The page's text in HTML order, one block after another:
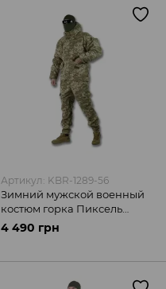
Артикул: KBR-1289-56
Зимний мужской военный
костюм горка Пиксель
Kiborg
4 490 грн